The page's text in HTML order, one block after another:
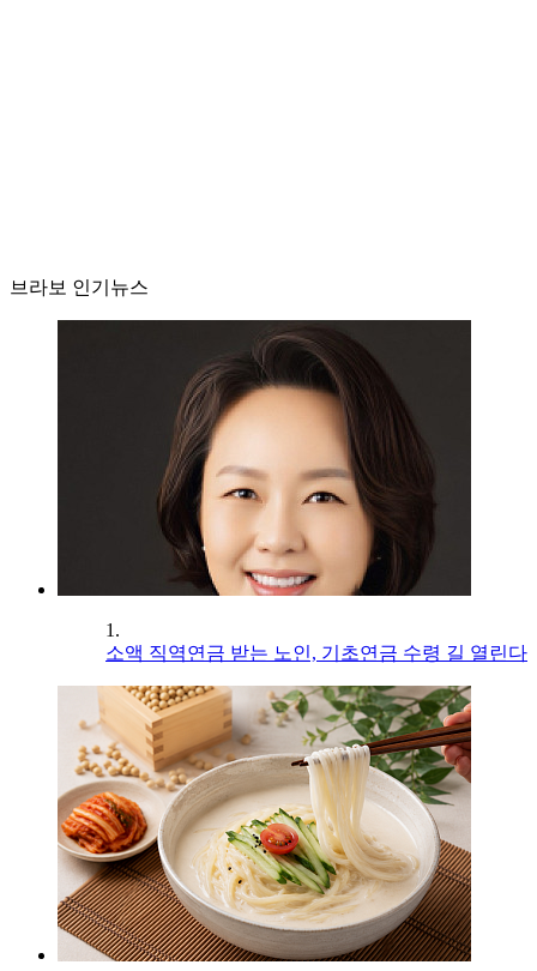
브라보 인기뉴스
1.
소액 직역연금 받는 노인, 기초연금 수령 길 열린다